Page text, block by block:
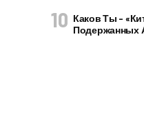
Каков Ты –
Подержанных